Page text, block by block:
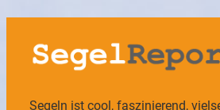
Zum
Inhalt
springen
Segeln ist cool, faszinierend,